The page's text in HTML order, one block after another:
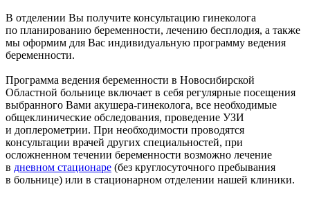
В отделении Вы получите консультацию гинеколога
по планированию беременности, лечению бесплодия, а также
мы оформим для Вас индивидуальную программу ведения
беременности.
Программа ведения беременности в Новосибирской
Областной больнице включает в себя регулярные посещения
выбранного Вами акушера-гинеколога, все необходимые
общеклинические обследования, проведение УЗИ
и доплерометрии. При необходимости проводятся
консультации врачей других специальностей, при
осложненном течении беременности возможно лечение
в дневном стационаре (без круглосуточного пребывания
в больнице) или в стационарном отделении нашей клиники.